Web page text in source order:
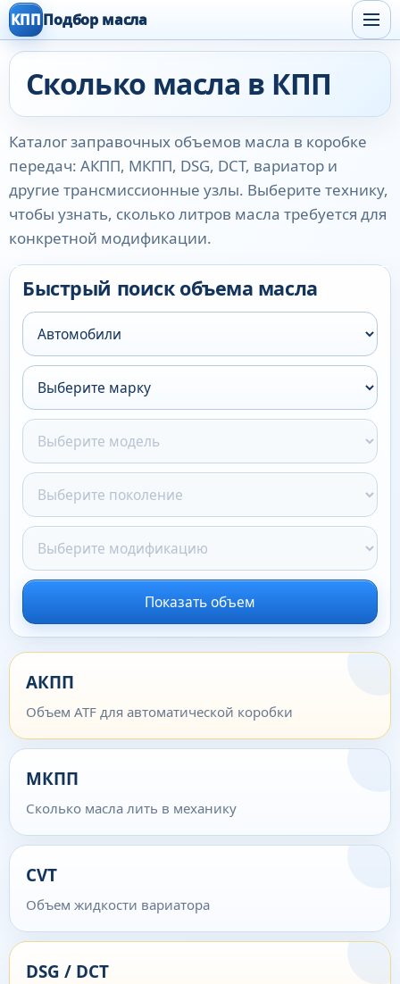
КПППодбор масла
Сколько масла в КПП
Каталог заправочных объемов масла в коробке
передач: АКПП, МКПП, DSG, DCT, вариатор и
другие трансмиссионные узлы. Выберите технику,
чтобы узнать, сколько литров масла требуется для
конкретной модификации.
Быстрый поиск объема масла
Показать объем
АКПП
Объем ATF для автоматической коробки
МКПП
Сколько масла лить в механику
CVT
Объем жидкости вариатора
DSG / DCT